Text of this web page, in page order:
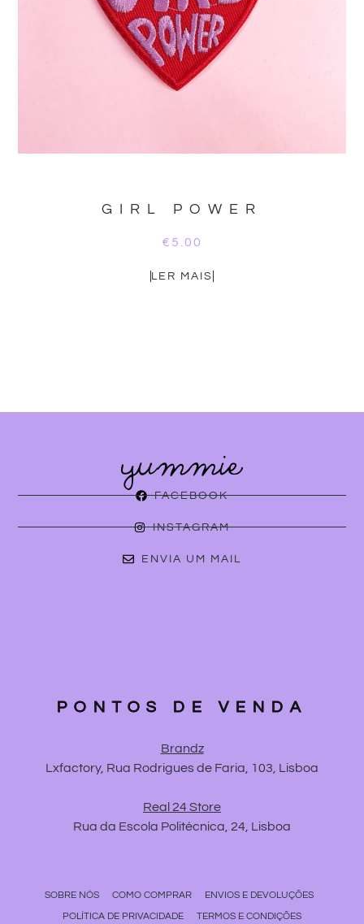
GIRL POWER
€ 5.00
LER MAIS
FACEBOOK
INSTAGRAM
ENVIA UM MAIL
PONTOS DE VENDA
Brandz
Lxfactory, Rua Rodrigues de Faria, 103, Lisboa
Real 24 Store
Rua da Escola Politécnica, 24, Lisboa
SOBRE NÓS COMO COMPRAR
ENVIOS E DEVOLUÇÕES
POLÍTICA DE PRIVACIDADE
TERMOS E CONDIÇÕES